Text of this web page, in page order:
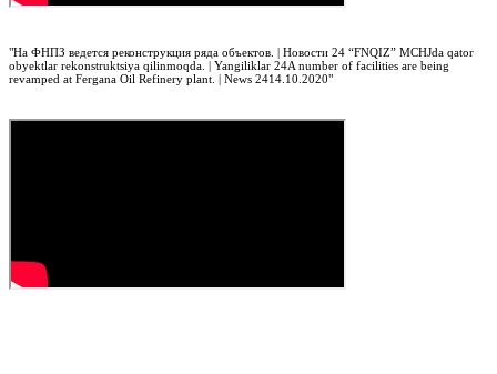
"На ФНПЗ ведется реконструкция ряда объектов. | Новости 24 “FNQIZ” MCHJda qator
obyektlar rekonstruktsiya qilinmoqda. | Yangiliklar 24A number of facilities are being
revamped at Fergana Oil Refinery plant. | News 2414.10.2020"